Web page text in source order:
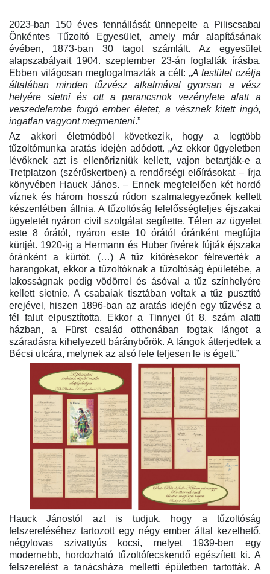
2023-ban 150 éves fennállását ünnepelte a Piliscsabai
Önkéntes Tűzoltó Egyesület, amely már alapításának
évében, 1873-ban 30 tagot számlált. Az egyesület
alapszabályait 1904. szeptember 23-án foglalták írásba.
Ebben világosan megfogalmazták a célt: „A testület czélja
általában minden tűzvész alkalmával gyorsan a vész
helyére sietni és ott a parancsnok vezénylete alatt a
veszedelembe forgó ember életet, a vésznek kitett ingó,
ingatlan vagyont megmenteni.”
Az akkori életmódból következik, hogy a legtöbb
tűzoltómunka aratás idején adódott. „Az ekkor ügyeletben
lévőknek azt is ellenőrizniük kellett, vajon betartják-e a
Tretplatzon (szérűskertben) a rendőrségi előírásokat – írja
könyvében Hauck János. – Ennek megfelelően két hordó
víznek és három hosszú rúdon szalmalegyezőnek kellett
készenlétben állnia. A tűzoltóság felelősségteljes éjszakai
ügyeletét nyáron civil szolgálat segítette. Télen az ügyelet
este 8 órától, nyáron este 10 órától óránként megfújta
kürtjét. 1920-ig a Hermann és Huber fivérek fújták éjszaka
óránként a kürtöt. (…) A tűz kitörésekor félreverték a
harangokat, ekkor a tűzoltóknak a tűzoltóság épületébe, a
lakosságnak pedig vödörrel és ásóval a tűz színhelyére
kellett sietnie. A csabaiak tisztában voltak a tűz pusztító
erejével, hiszen 1896-ban az aratás idején egy tűzvész a
fél falut elpusztította. Ekkor a Tinnyei út 8. szám alatti
házban, a Fürst család otthonában fogtak lángot a
száradásra kihelyezett báránybőrök. A lángok átterjedtek a
Bécsi utcára, melynek az alsó fele teljesen le is égett.”
Hauck Jánostól azt is tudjuk, hogy a tűzoltóság
felszereléséhez tartozott egy négy ember által kezelhető,
négylovas szivattyús kocsi, melyet 1939-ben egy
modernebb, hordozható tűzoltófecskendő egészített ki. A
felszerelést a tanácsháza melletti épületben tartották. A